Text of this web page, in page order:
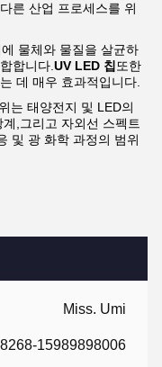
Miss. Umi
15989898006
른 산업 프로세스를 위
물체와 물질을 살균하
합니다. UV LED 칩 또한
데 매우 효과적입니다.
는 태양전지 및 LED의
,그리고 자외선 스펙트
및 광 화학 과정의 범위